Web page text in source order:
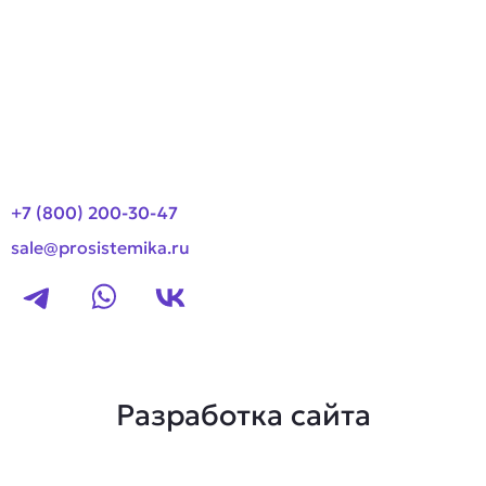
+7 (800) 200-30-47
sale@prosistemika.ru
Разработка сайта